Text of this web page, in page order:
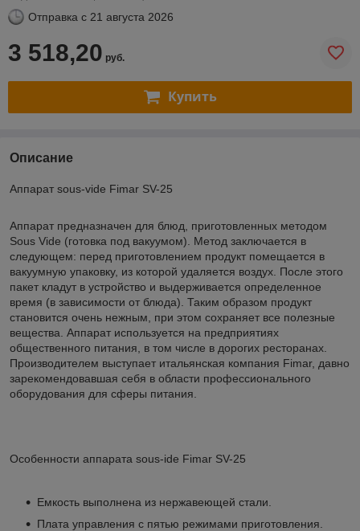
Отправка с 21 августа 2026
3 518,20 руб.
Купить
Описание
Аппарат sous-vide Fimar SV-25
Аппарат предназначен для блюд, приготовленных методом
Sous Vide (готовка под вакуумом). Метод заключается в
следующем: перед приготовлением продукт помещается в
вакуумную упаковку, из которой удаляется воздух. После этого
пакет кладут в устройство и выдерживается определенное
время (в зависимости от блюда). Таким образом продукт
становится очень нежным, при этом сохраняет все полезные
вещества. Аппарат используется на предприятиях
общественного питания, в том числе в дорогих ресторанах.
Производителем выступает итальянская компания Fimar, давно
зарекомендовавшая себя в области профессионального
оборудования для сферы питания.
Особенности аппарата sous-ide Fimar SV-25
Емкость выполнена из нержавеющей стали.
Плата управления с пятью режимами приготовления.